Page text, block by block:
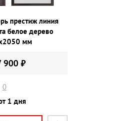
престиж линия
белое дерево
мм
900 ₽
0
1 дня